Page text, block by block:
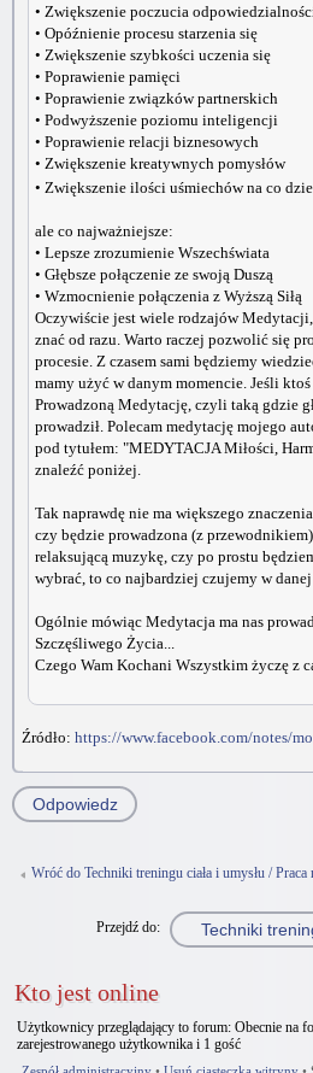
• Zwiększenie poczucia
• Opóźnienie procesu starzenia się
• Zwiększenie szybkości uczenia się
• Poprawienie pamięci
• Poprawienie związków partnerskich
• Podwyższenie poziomu inteligencji
• Poprawienie relacji biznesowych
• Zwiększenie kreatywnych pomysłów
• Zwiększenie ilości uśmiechów na co
ale co najważniejsze:
• Lepsze zrozumienie Wszechświata
• Głębsze połączenie ze swoją Duszą
• Wzmocnienie połączenia z Wyższą Siłą
Oczywiście jest wiele rodzajów
znać od razu. Warto raczej pozwolić się
procesie. Z czasem sami będziemy
mamy użyć w danym momencie. Jeśli
Prowadzoną Medytację, czyli taką gdzie
prowadził. Polecam medytację mojego
pod tytułem: "MEDYTACJA Miłości,
znaleźć poniżej.
Tak naprawdę nie ma większego
czy będzie prowadzona (z
relaksującą muzykę, czy po prostu
wybrać, to co najbardziej czujemy w
Ogólnie mówiąc Medytacja ma nas
Szczęśliwego Życia...
Czego Wam Kochani Wszystkim życzę z
Źródło: https://www.facebook.com/notes/
Odpowiedz
Wróć do Techniki treningu ciała i umysłu / Praca
Przejdź do:
Kto jest online
Użytkownicy przeglądający to forum: Obecnie na
zarejestrowanego użytkownika i 1 gość
Zespół administracyjny • Usuń ciasteczka witryny •